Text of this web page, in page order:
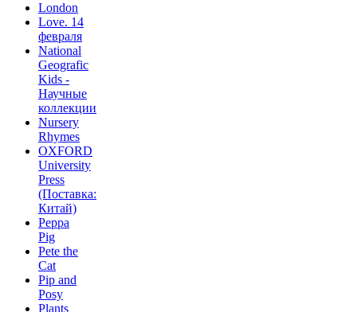
London
Love. 14
февраля
National
Geografic
Kids -
Научные
коллекции
Nursery
Rhymes
OXFORD
University
Press
(Поставка:
Китай)
Peppa
Pig
Pete the
Сat
Pip and
Posy
Plants